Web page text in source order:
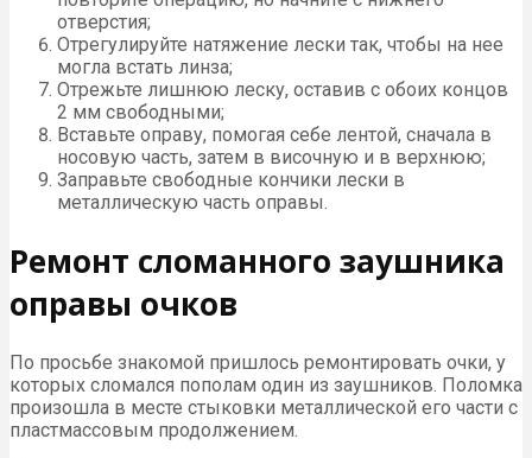
отверстия;
Отрегулируйте натяжение лески так, чтобы на нее
могла встать линза;
Отрежьте лишнюю леску, оставив с обоих концов
2 мм свободными;
Вставьте оправу, помогая себе лентой, сначала в
носовую часть, затем в височную и в верхнюю;
Заправьте свободные кончики лески в
металлическую часть оправы.
Ремонт сломанного заушника
оправы очков
По просьбе знакомой пришлось ремонтировать очки, у
которых сломался пополам один из заушников. Поломка
произошла в месте стыковки металлической его части с
пластмассовым продолжением.